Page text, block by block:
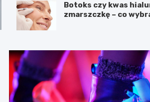
Botoks czy kwas
zmarszczkę – co